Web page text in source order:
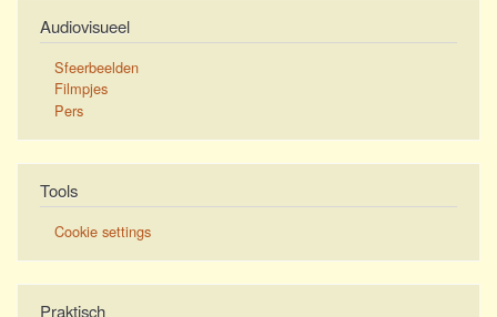
Audiovisueel
Sfeerbeelden
Filmpjes
Pers
Tools
Cookie settings
Praktisch